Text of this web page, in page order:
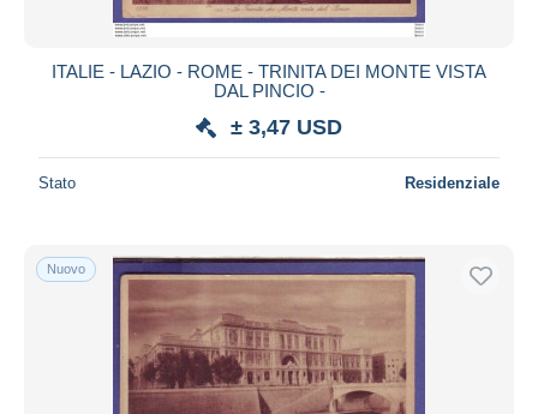
ITALIE - LAZIO - ROME - TRINITA DEI MONTE VISTA
DAL PINCIO -
± 3,47 USD
Stato Residenziale
Nuovo